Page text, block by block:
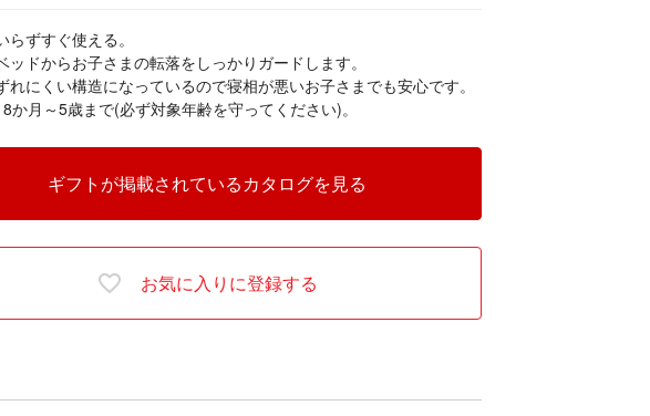
らずすぐ使える。
ッドからお子さまの転落をしっかりガードします。
れにくい構造になっているので寝相が悪いお子さまでも安心です。
か月～5歳まで(必ず対象年齢を守ってください)。
ギフトが掲載されているカタログを見る
お気に入りに登録する